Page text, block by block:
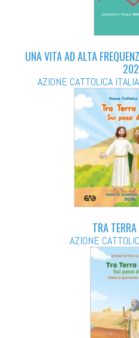
UNA VITA AD ALTA
AZIONE CATTOLICA
TRA
AZIONE